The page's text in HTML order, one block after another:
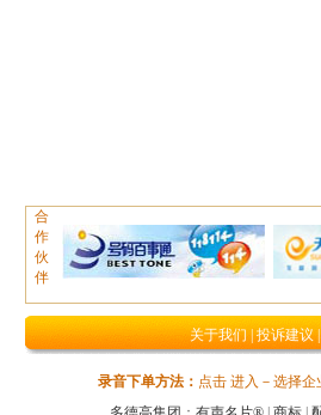
合
作
伙
伴
关于我们|投诉建议
录音下单方法： 点击 进入－选择